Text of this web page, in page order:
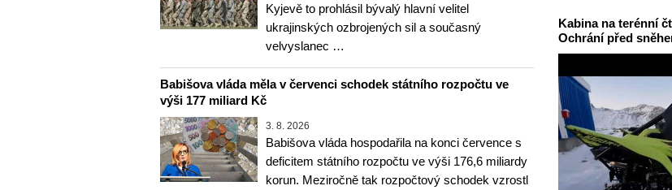
Kyjevě to prohlásil bývalý hlavní velitel
ukrajinských ozbrojených sil a současný
velvyslanec …
Babišova vláda měla v červenci schodek státního rozpočtu ve
výši 177 miliard Kč
3. 8. 2026
Babišova vláda hospodařila na konci července s
deficitem státního rozpočtu ve výši 176,6 miliardy
korun. Meziročně tak rozpočtový schodek vzrostl
Kabina na terénní
Ochrání před